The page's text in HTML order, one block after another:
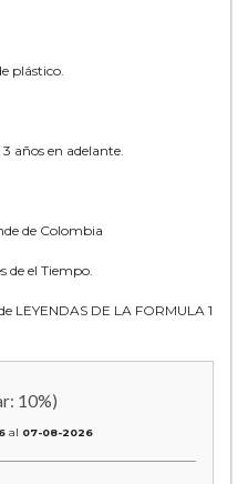
plástico.
años en adelante.
de Colombia
de el Tiempo.
LEYENDAS DE LA FORMULA 1
10%)
al 07-08-2026